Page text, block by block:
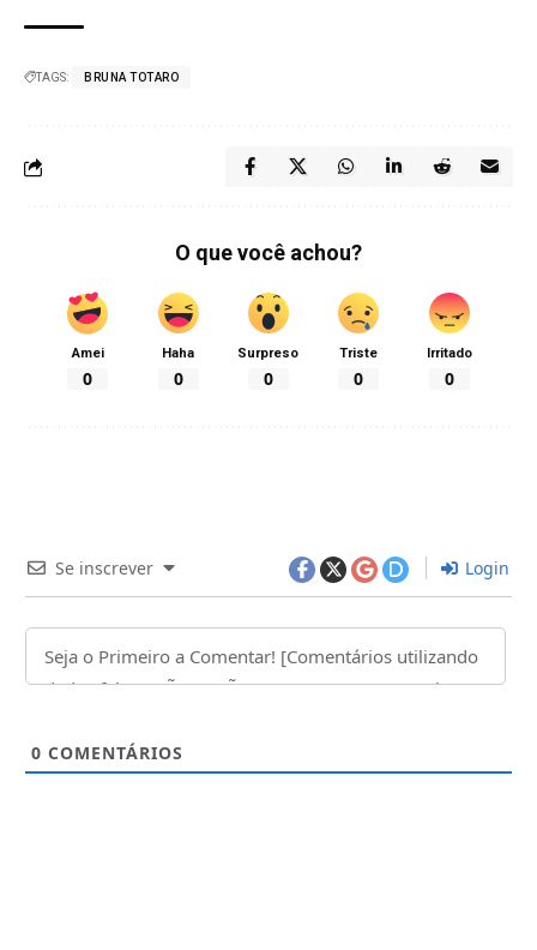
TAGS: BRUNA TOTARO
O que você achou?
Amei
0
Haha
0
Surpreso
0
Triste
0
Irritado
0
Se inscrever Login
0 COMENTÁRIOS